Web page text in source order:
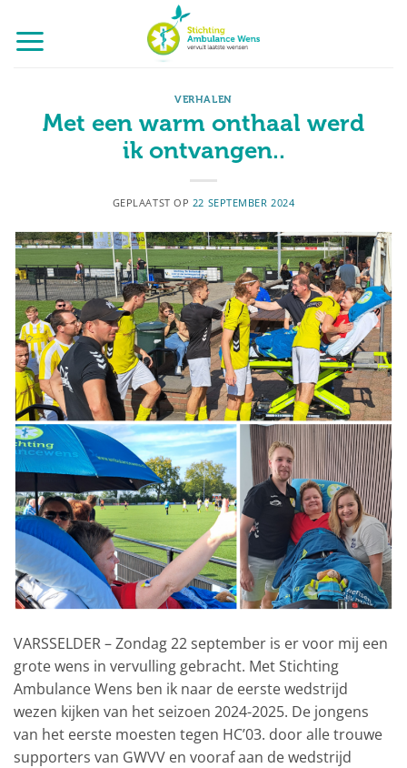
naar
inhoud
VERHALEN
Met een warm onthaal werd
ik ontvangen..
GEPLAATST OP 22 SEPTEMBER 2024
VARSSELDER – Zondag 22 september is er voor mij een
grote wens in vervulling gebracht. Met Stichting
Ambulance Wens ben ik naar de eerste wedstrijd
wezen kijken van het seizoen 2024-2025. De jongens
van het eerste moesten tegen HC’03. door alle trouwe
supporters van GWVV en vooraf aan de wedstrijd